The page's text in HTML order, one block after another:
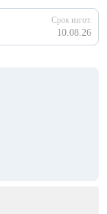
Срок изгот.
10.08.26